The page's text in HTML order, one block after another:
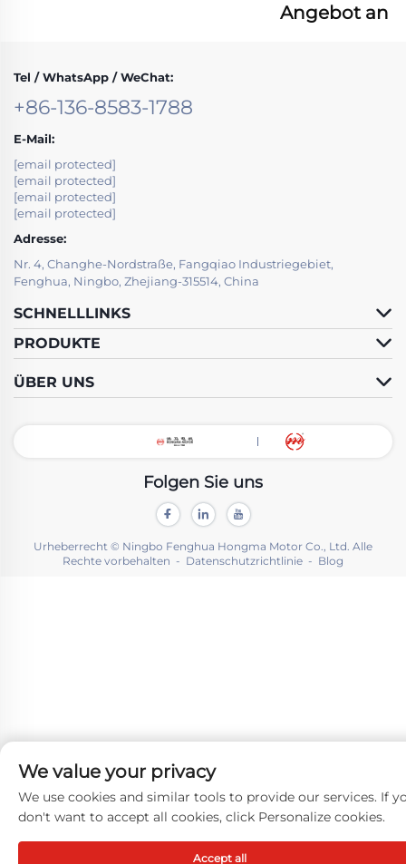
Angebot an
Tel / WhatsApp / WeChat:
+86-136-8583-1788
E-Mail:
[email protected]
[email protected]
[email protected]
[email protected]
Adresse:
Nr. 4, Changhe-Nordstraße, Fangqiao Industriegebiet,
Fenghua, Ningbo, Zhejiang-315514, China
SCHNELLLINKS
PRODUKTE
ÜBER UNS
Folgen Sie uns
Urheberrecht © Ningbo Fenghua Hongma Motor Co., Ltd. Alle
Rechte vorbehalten - Datenschutzrichtlinie - Blog
We value your privacy
We use cookies and similar tools to provide our services. If
don't want to accept all cookies, click Personalize cookies.
Accept all